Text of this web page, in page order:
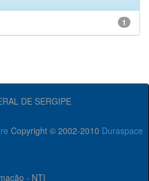
1
DE SERGIPE
Copyright © 2002-2010 Duraspace
- NTI